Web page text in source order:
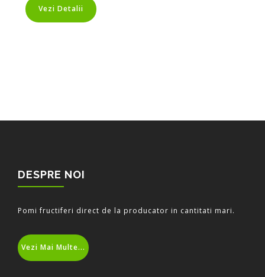
Vezi Detalii
DESPRE NOI
Pomi fructiferi direct de la producator in cantitati mari.
Vezi Mai Multe...